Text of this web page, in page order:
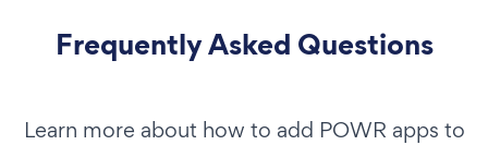
Frequently Asked Questions
Learn more about how to add POWR apps to